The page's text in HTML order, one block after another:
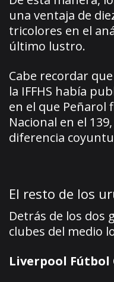
una ventaja de
tricolores en el
último lustro.
Cabe recordar
la IFFHS había
en el que Peñarol
Nacional en el
diferencia
El resto de los
Detrás de los dos
clubes del medio
Liverpool Fútbol